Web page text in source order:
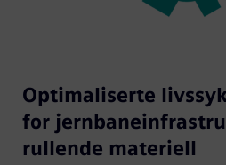
Optimaliserte
for
rullende materiell